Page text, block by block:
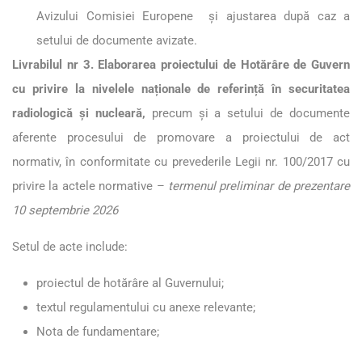
Avizului Comisiei Europene și ajustarea după caz a
setului de documente avizate.
Livrabilul nr 3. Elaborarea proiectului de Hotărâre de Guvern
cu privire la nivelele naționale de referință în securitatea
radiologică și nucleară, precum și a setului de documente
aferente procesului de promovare a proiectului de act
normativ, în conformitate cu prevederile Legii nr. 100/2017 cu
privire la actele normative – termenul preliminar de prezentare
10 septembrie 2026
Setul de acte include:
proiectul de hotărâre al Guvernului;
textul regulamentului cu anexe relevante;
Nota de fundamentare;